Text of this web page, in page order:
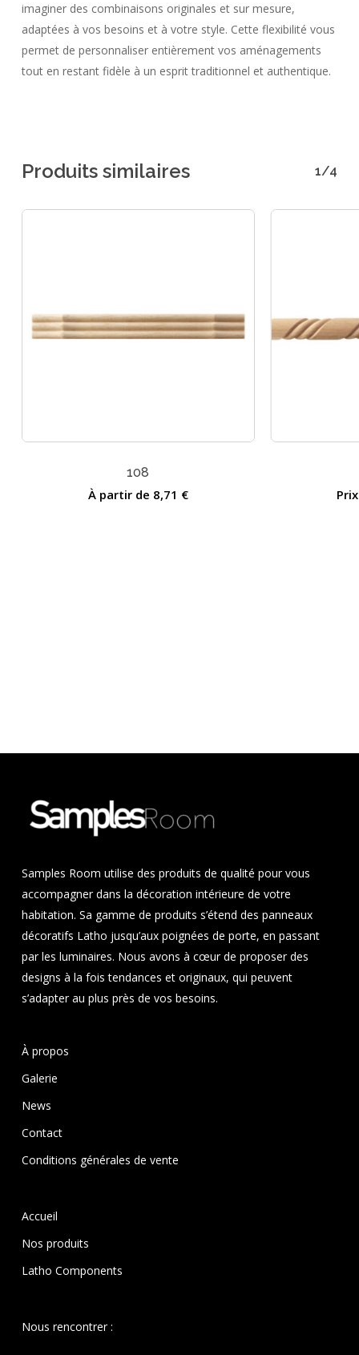
imaginer des combinaisons originales et sur mesure,
adaptées à vos besoins et à votre style. Cette flexibilité vous
permet de personnaliser entièrement vos aménagements
tout en restant fidèle à un esprit traditionnel et authentique.
Produits similaires 1/4
108
À partir de 8,71 €
Samples Room utilise des produits de qualité pour vous
accompagner dans la décoration intérieure de votre
habitation. Sa gamme de produits s’étend des panneaux
décoratifs Latho jusqu’aux poignées de porte, en passant
par les luminaires. Nous avons à cœur de proposer des
designs à la fois tendances et originaux, qui peuvent
s’adapter au plus près de vos besoins.
À propos
Galerie
News
Contact
Conditions générales de vente
Accueil
Nos produits
Latho Components
Nous rencontrer :